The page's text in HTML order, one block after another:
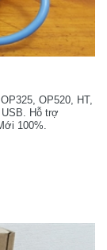
OP520, HT,
Hỗ trợ
100%.